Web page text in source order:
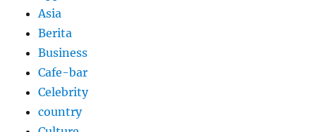
Asia
Berita
Business
Cafe-bar
Celebrity
country